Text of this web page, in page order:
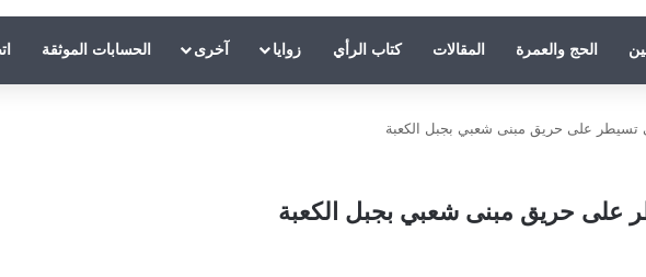
الحج والعمرة المقالات كتاب الرأي زوايا آخرى الحسابات الموثقة
تسيطر على حريق مبنى شعبي بجبل الكعبة
على حريق مبنى شعبي بجبل الكعبة